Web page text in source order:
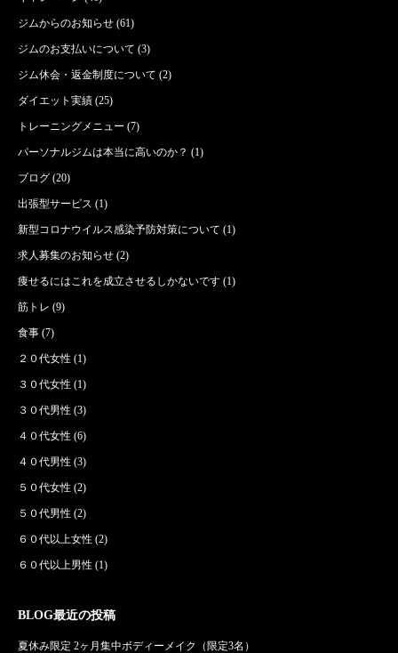
ジムからのお知らせ (61)
ジムのお支払いについて (3)
ジム休会・返金制度について (2)
ダイエット実績 (25)
トレーニングメニュー (7)
パーソナルジムは本当に高いのか？ (1)
ブログ (20)
出張型サービス (1)
新型コロナウイルス感染予防対策について (1)
求人募集のお知らせ (2)
痩せるにはこれを成立させるしかないです (1)
筋トレ (9)
食事 (7)
２０代女性 (1)
３０代女性 (1)
３０代男性 (3)
４０代女性 (6)
４０代男性 (3)
５０代女性 (2)
５０代男性 (2)
６０代以上女性 (2)
６０代以上男性 (1)
BLOG最近の投稿
夏休み限定 2ヶ月集中ボディーメイク（限定3名）